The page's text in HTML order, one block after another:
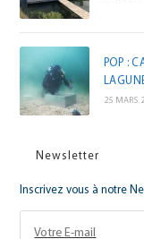
POP :
25 MARS
Newsletter
Inscrivez vous à notre